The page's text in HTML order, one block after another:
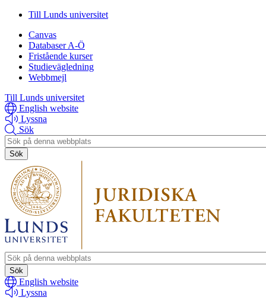
Hoppa
huvudinnehåll
Hoppa
huvudinnehåll
Till Lunds universitet
Canvas
Databaser A-Ö
Fristående kurser
Studievägledning
Webbmejl
Till Lunds universitet
English website
Lyssna
Sök
Header
search
Header
search
English website
Lyssna